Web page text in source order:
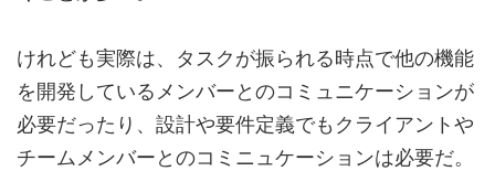
けれども実際は、タスクが振られる時点で他の機能
を開発しているメンバーとのコミュニケーションが
必要だったり、 設計や要件定義でもクライアントや
チームメンバーとのコミニュケーションは必要だ。